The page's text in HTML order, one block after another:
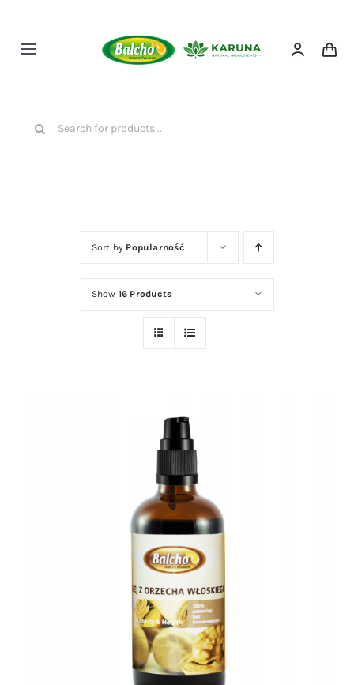
zawartości
Toggle
Szukaj
Sort by Popularność
Show 16 Products